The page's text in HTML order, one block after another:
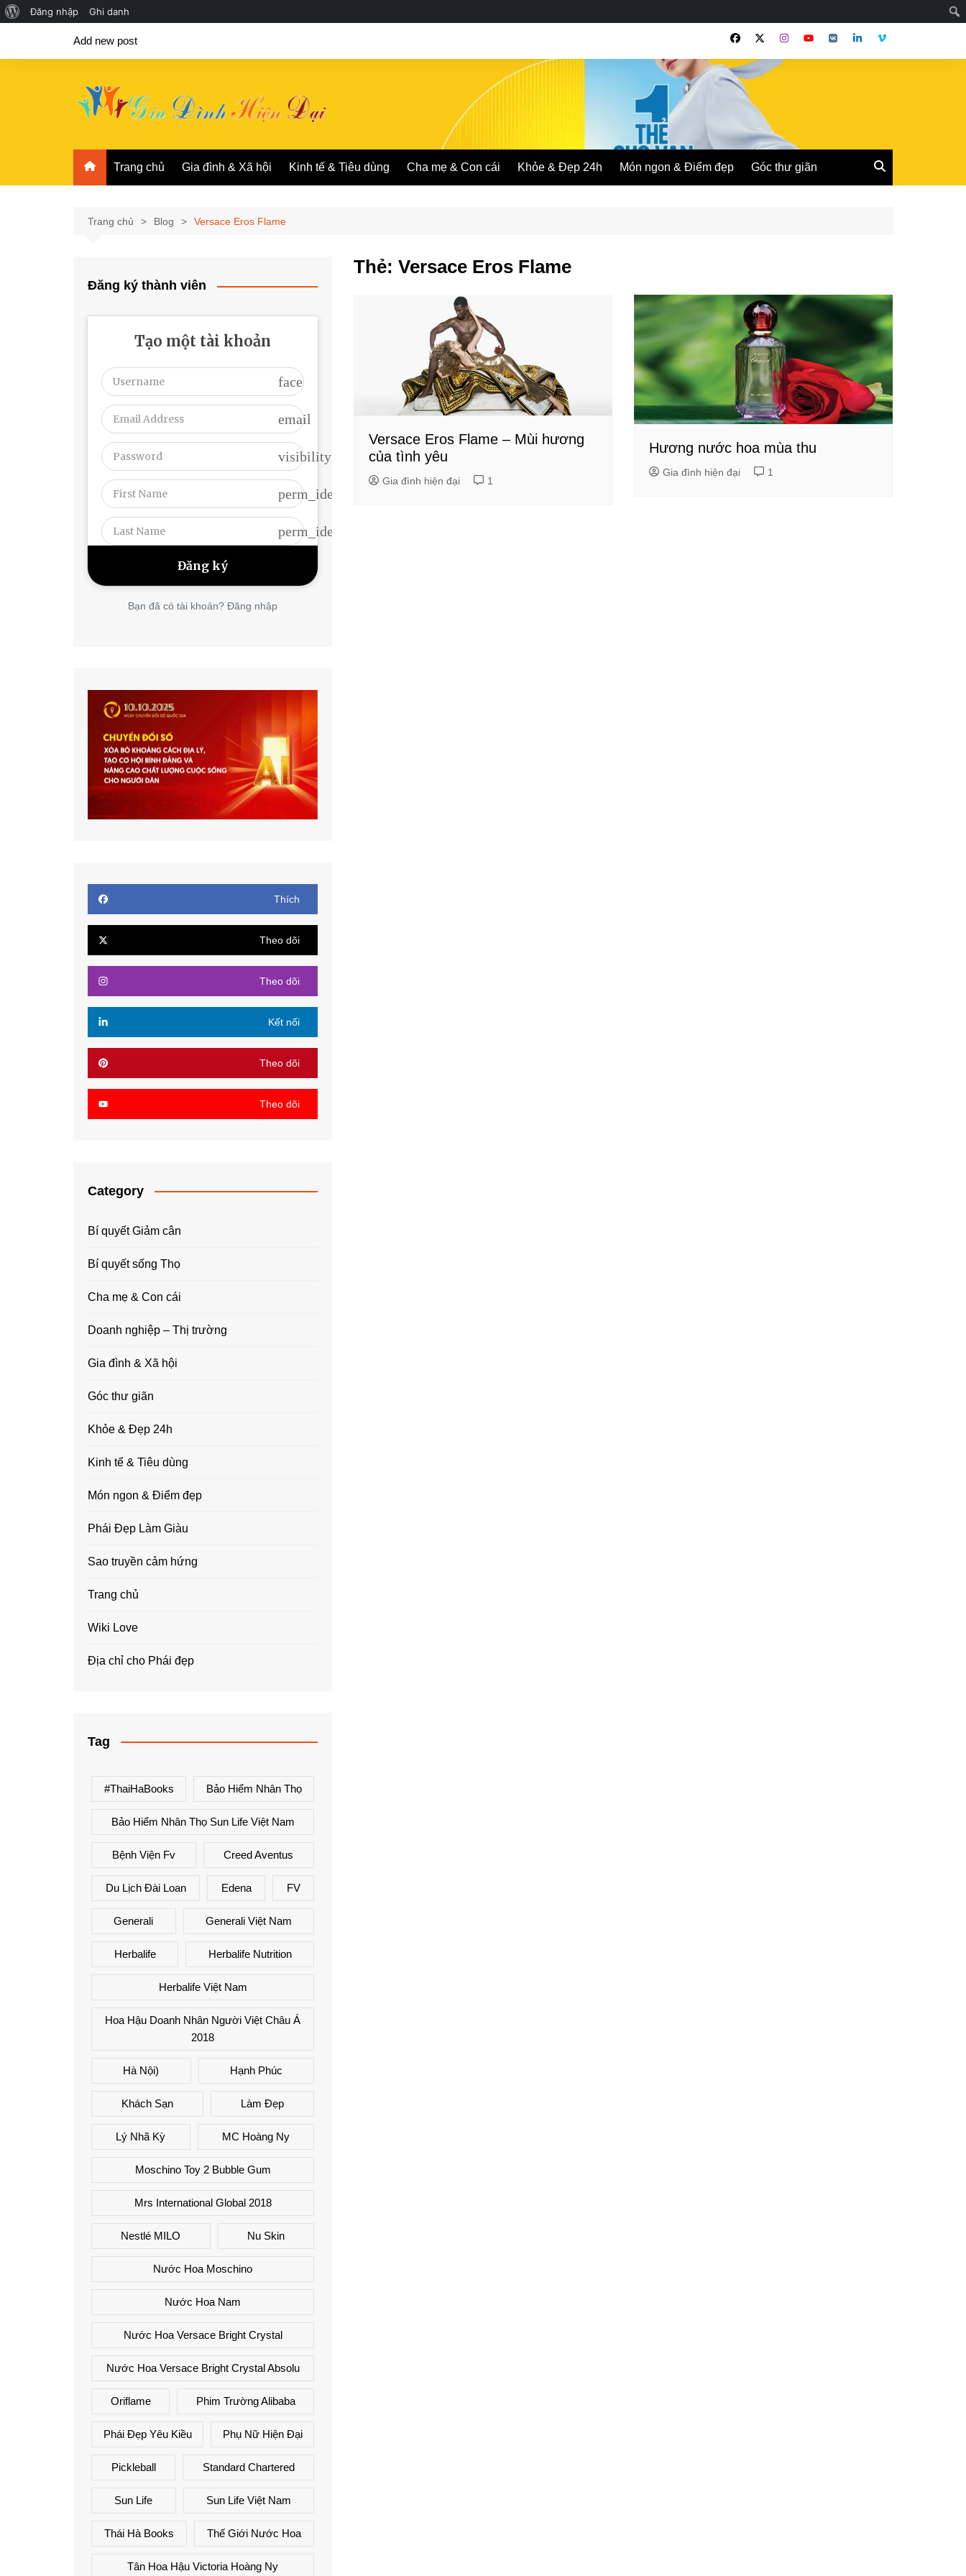
Giới
về
Đăng nhập Ghi danh
Add new post
Trang chủ Gia đình & Xã hội Kinh tế & Tiêu dùng Cha mẹ & Con cái Khỏe & Đẹp 24h Món ngon & Điểm đẹp Góc thư giãn
Trang chủ Blog Versace Eros Flame
Thẻ: Versace Eros Flame
Versace Eros Flame – Mùi hương
của tình yêu
Gia đình hiện đại 1
Hương nước hoa mùa thu
Gia đình hiện đại 1
Đăng ký thành viên
Tạo một tài khoản
face
email
visibility
perm_identity
perm_identity
Bạn đã có tài khoản? Đăng nhập
Thích
Theo dõi
Theo dõi
Kết nối
Theo dõi
Theo dõi
Category
Bí quyết Giảm cân
Bí quyết sống Thọ
Cha mẹ & Con cái
Doanh nghiệp – Thị trường
Gia đình & Xã hội
Góc thư giãn
Khỏe & Đẹp 24h
Kinh tế & Tiêu dùng
Món ngon & Điểm đẹp
Phái Đẹp Làm Giàu
Sao truyền cảm hứng
Trang chủ
Wiki Love
Địa chỉ cho Phái đẹp
Tag
#ThaiHaBooks Bảo Hiểm Nhân Thọ
Bảo Hiểm Nhân Thọ Sun Life Việt Nam
Bệnh Viện Fv Creed Aventus
Du Lịch Đài Loan Edena FV
Generali Generali Việt Nam
Herbalife Herbalife Nutrition
Herbalife Việt Nam
Hoa Hậu Doanh Nhân Người Việt Châu Á
2018
Hà Nội) Hạnh Phúc
Khách Sạn Làm Đẹp
Lý Nhã Kỳ MC Hoàng Ny
Moschino Toy 2 Bubble Gum
Mrs International Global 2018
Nestlé MILO Nu Skin
Nước Hoa Moschino
Nước Hoa Nam
Nước Hoa Versace Bright Crystal
Nước Hoa Versace Bright Crystal Absolu
Oriflame Phim Trường Alibaba
Phái Đẹp Yêu Kiều Phụ Nữ Hiện Đại
Pickleball Standard Chartered
Sun Life Sun Life Việt Nam
Thái Hà Books Thế Giới Nước Hoa
Tân Hoa Hậu Victoria Hoàng Ny